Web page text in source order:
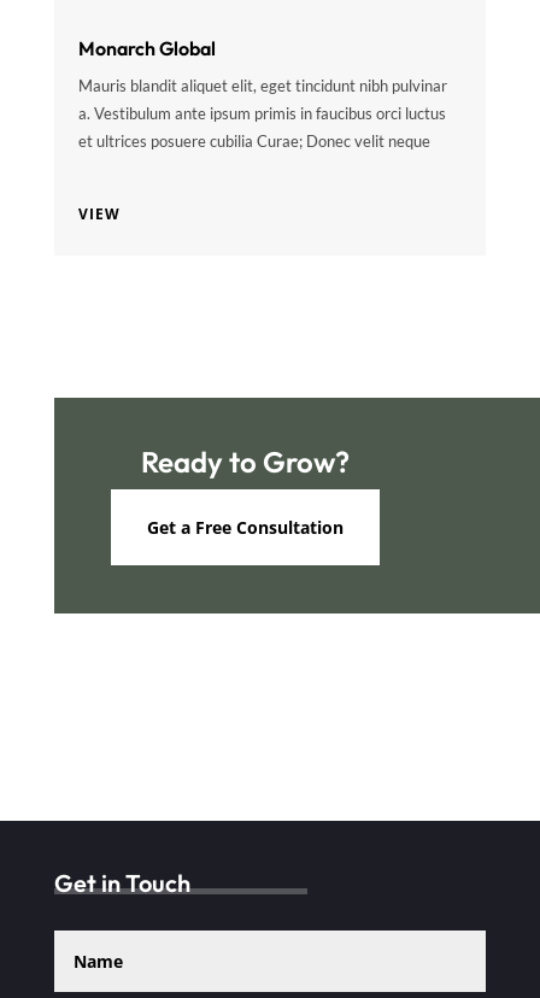
Monarch Global
Mauris blandit aliquet elit, eget tincidunt nibh pulvinar
a. Vestibulum ante ipsum primis in faucibus orci luctus
et ultrices posuere cubilia Curae; Donec velit neque
VIEW
Ready to Grow?
Get a Free Consultation
Get in Touch